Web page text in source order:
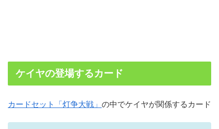
ケイヤの登場するカード
カードセット「灯争大戦」 の中でケイヤが関係するカード